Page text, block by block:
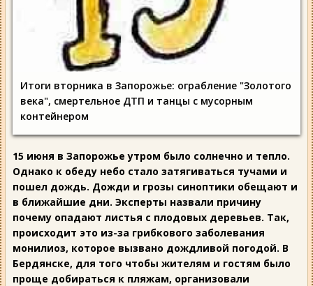
Итоги вторника в Запорожье: ограбление "Золотого
века", смертельное ДТП и танцы с мусорным
контейнером
15 июня в Запорожье утром было солнечно и тепло.
Однако к обеду небо стало затягиваться тучами и
пошел дождь. Дожди и грозы синоптики обещают и
в ближайшие дни. Эксперты назвали причину
почему опадают листья с плодовых деревьев. Так,
происходит это из-за грибкового заболевания
монилиоз, которое вызвано дождливой погодой. В
Бердянске, для того чтобы жителям и гостям было
проще добираться к пляжам, организовали